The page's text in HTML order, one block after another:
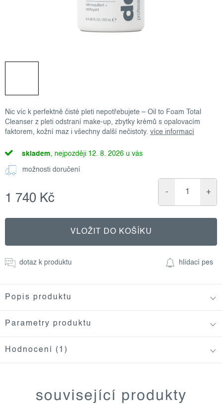
Nic víc k perfektně čisté pleti nepotřebujete – Oil to Foam Total
Cleanser z pleti odstraní make-up, zbytky krémů s opalovacím
faktorem, kožní maz i všechny další nečistoty. více informací
skladem 12. 8. 2026
možnosti doručení
1 740 Kč
cena:
VLOŽIT DO KOŠÍKU
dotaz k produktu hlídací pes
Popis produktu
Parametry produktu
Hodnocení (1)
související produkty